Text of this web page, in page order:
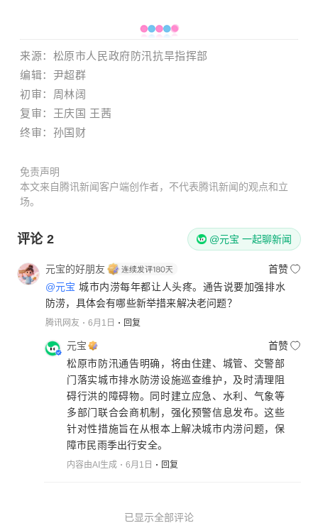
来源： 松原市人民政府防汛抗旱指挥部
编辑：尹超群
初审：周林阔
复审：王庆国 王茜
终审：孙国财
免责声明
本文来自腾讯新闻客户端创作者，不代表腾讯新闻的观点和立
场。
评论 2 @元宝 一起聊新闻
元宝的好朋友
首赞
@元宝 城市内涝每年都让人头疼。通告说要加强排水
防涝，具体会有哪些新举措来解决老问题？
腾讯网友 6月1日 回复
元宝
首赞
松原市防汛通告明确，将由住建、城管、交警部
门落实城市排水防涝设施巡查维护，及时清理阻
碍行洪的障碍物。同时建立应急、水利、气象等
多部门联合会商机制，强化预警信息发布。这些
针对性措施旨在从根本上解决城市内涝问题，保
障市民雨季出行安全。
内容由AI生成 6月1日 回复
已显示全部评论